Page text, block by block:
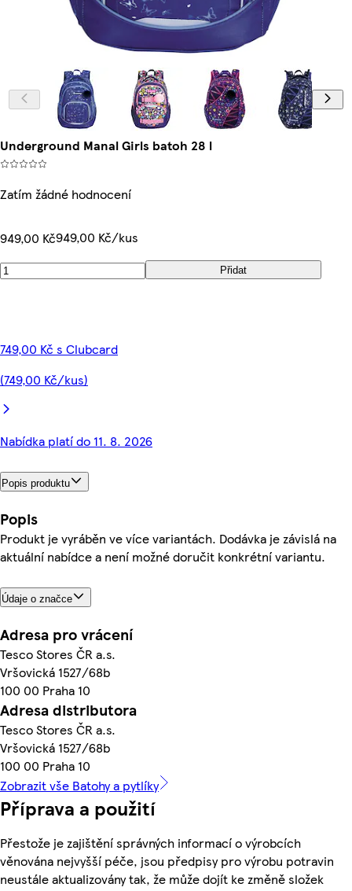
Underground Manal Girls batoh 28 l
Zatím žádné hodnocení
949,00 Kč949,00 Kč/kus
Přidat
749,00 Kč s Clubcard
(749,00 Kč/kus)
Nabídka platí do 11. 8. 2026
Popis produktu
Popis
Produkt je vyráběn ve více variantách. Dodávka je závislá na
aktuální nabídce a není možné doručit konkrétní variantu.
Údaje o značce
Adresa pro vrácení
Tesco Stores ČR a.s.
Vršovická 1527/68b
100 00 Praha 10
Adresa distributora
Tesco Stores ČR a.s.
Vršovická 1527/68b
100 00 Praha 10
Zobrazit vše Batohy a pytlíky
Příprava a použití
Přestože je zajištění správných informací o výrobcích
věnována nejvyšší péče, jsou předpisy pro výrobu potravin
neustále aktualizovány tak, že může dojít ke změně složek